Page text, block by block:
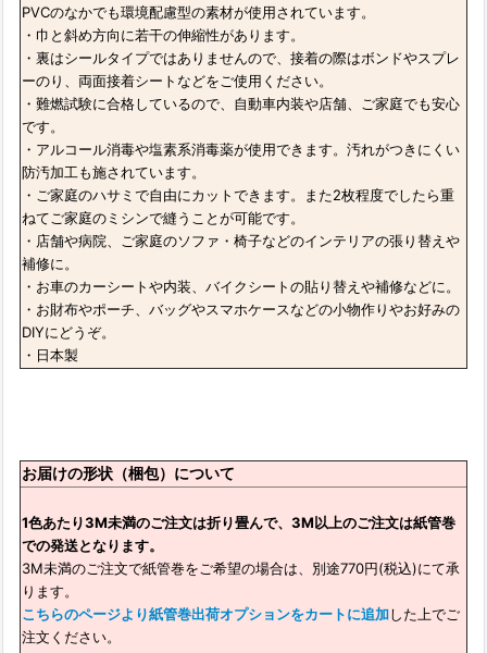
PVCのなかでも環境配慮型の素材が使用されています。
・巾と斜め方向に若干の伸縮性があります。
・裏はシールタイプではありませんので、接着の際はボンドやスプレ
ーのり、両面接着シートなどをご使用ください。
・難燃試験に合格しているので、自動車内装や店舗、ご家庭でも安心
です。
・アルコール消毒や塩素系消毒薬が使用できます。汚れがつきにくい
防汚加工も施されています。
・ご家庭のハサミで自由にカットできます。また2枚程度でしたら重
ねてご家庭のミシンで縫うことが可能です。
・店舗や病院、ご家庭のソファ・椅子などのインテリアの張り替えや
補修に。
・お車のカーシートや内装、バイクシートの貼り替えや補修などに。
・お財布やポーチ、バッグやスマホケースなどの小物作りやお好みの
DIYにどうぞ。
・日本製
お届けの形状（梱包）について
1色あたり3M未満のご注文は折り畳んで、3M以上のご注文は紙管巻
での発送となります。
3M未満のご注文で紙管巻をご希望の場合は、別途770円(税込)にて承
ります。
こちらのページより紙管巻出荷オプションをカートに追加した上でご
注文ください。